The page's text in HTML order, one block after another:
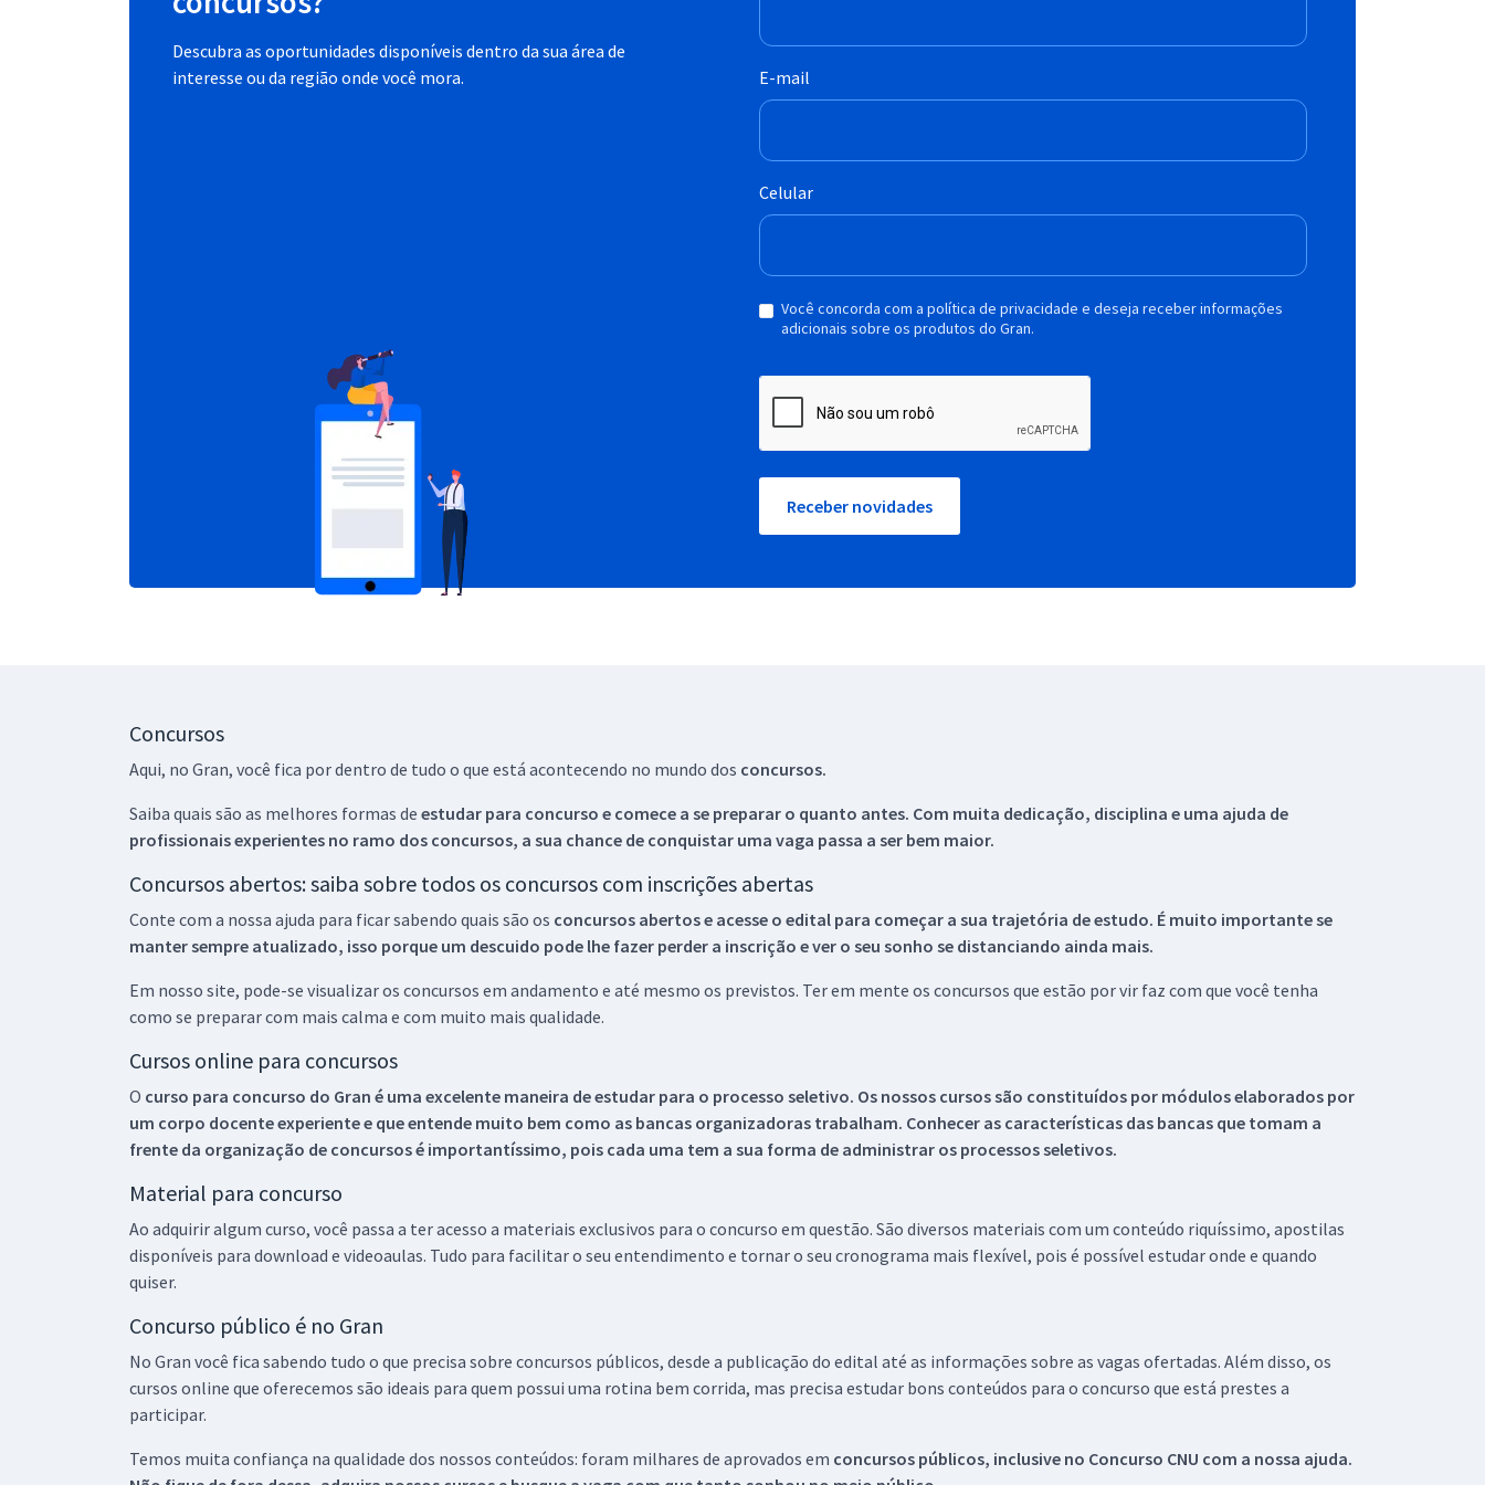
Descubra as oportunidades disponíveis dentro da sua área de
interesse ou da região onde você mora.
E-mail
Celular
Você concorda com a política de privacidade e deseja receber informações
adicionais sobre os produtos do Gran.
Receber novidades
Concursos
Aqui, no Gran, você fica por dentro de tudo o que está acontecendo no mundo dos concursos.
Saiba quais são as melhores formas de estudar para concurso e comece a se preparar o quanto antes. Com muita dedicação, disciplina e uma ajuda de
profissionais experientes no ramo dos concursos, a sua chance de conquistar uma vaga passa a ser bem maior.
Concursos abertos: saiba sobre todos os concursos com inscrições abertas
Conte com a nossa ajuda para ficar sabendo quais são os concursos abertos e acesse o edital para começar a sua trajetória de estudo. É muito importante se
manter sempre atualizado, isso porque um descuido pode lhe fazer perder a inscrição e ver o seu sonho se distanciando ainda mais.
Em nosso site, pode-se visualizar os concursos em andamento e até mesmo os previstos. Ter em mente os concursos que estão por vir faz com que você tenha
como se preparar com mais calma e com muito mais qualidade.
Cursos online para concursos
O curso para concurso do Gran é uma excelente maneira de estudar para o processo seletivo. Os nossos cursos são constituídos por módulos elaborados por
um corpo docente experiente e que entende muito bem como as bancas organizadoras trabalham. Conhecer as características das bancas que tomam a
frente da organização de concursos é importantíssimo, pois cada uma tem a sua forma de administrar os processos seletivos.
Material para concurso
Ao adquirir algum curso, você passa a ter acesso a materiais exclusivos para o concurso em questão. São diversos materiais com um conteúdo riquíssimo, apostilas
disponíveis para download e videoaulas. Tudo para facilitar o seu entendimento e tornar o seu cronograma mais flexível, pois é possível estudar onde e quando
quiser.
Concurso público é no Gran
No Gran você fica sabendo tudo o que precisa sobre concursos públicos, desde a publicação do edital até as informações sobre as vagas ofertadas. Além disso, os
cursos online que oferecemos são ideais para quem possui uma rotina bem corrida, mas precisa estudar bons conteúdos para o concurso que está prestes a
participar.
Temos muita confiança na qualidade dos nossos conteúdos: foram milhares de aprovados em concursos públicos, inclusive no Concurso CNU com a nossa ajuda.